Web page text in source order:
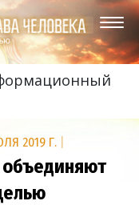
2019 Г.